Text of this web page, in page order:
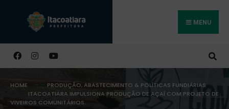
MENU
HOME
PRODUÇÃO, ABASTECIMENTO & POLÍTICAS FUNDIÁRIAS
ITACOATIARA IMPULSIONA PRODUÇÃO DE AÇAÍ COM PROJETO DE
VIVEIROS COMUNITÁRIOS.
Buscar